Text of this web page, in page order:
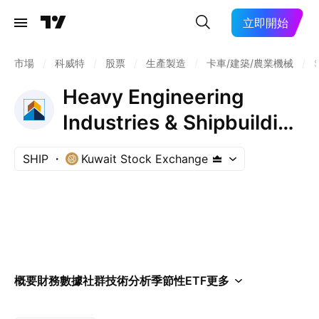
立即開始
市場 科威特 股票 生產製造 卡車/建築/農業機械
Heavy Engineering
Industries & Shipbuilding
Co. (KSC)
SHIP Kuwait Stock Exchange
概要財務數據社群技術分析季節性ETF更多